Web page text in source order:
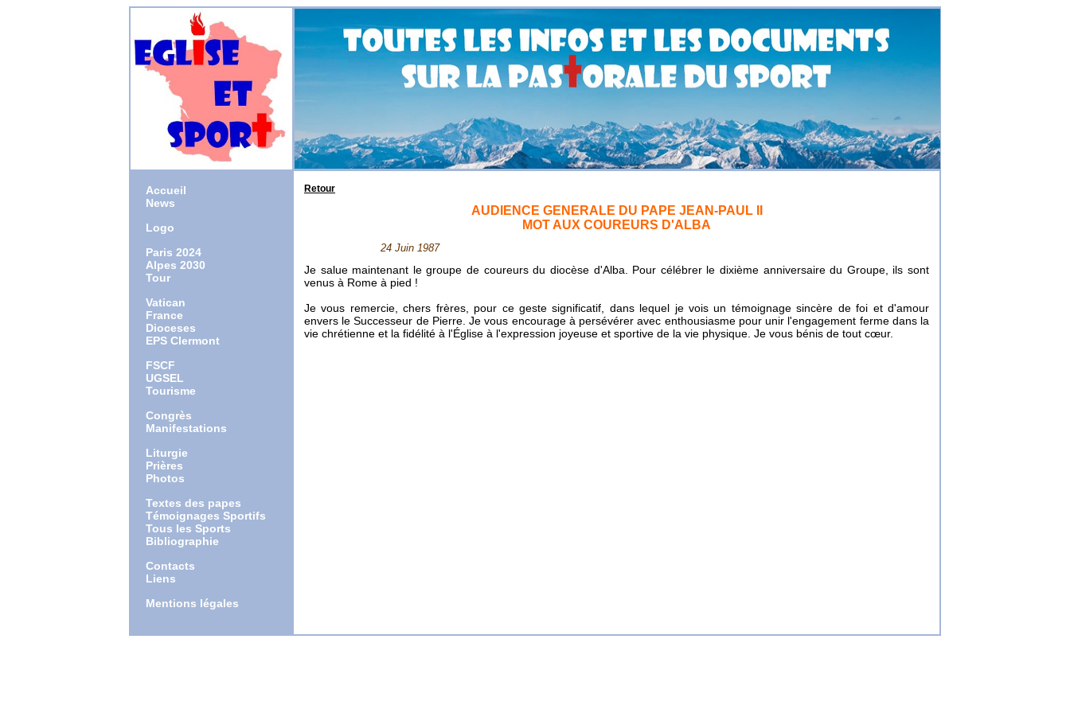
Accueil
News
Logo
Paris 2024
Alpes 2030
Tour
Vatican
France
Dioceses
EPS Clermont
FSCF
UGSEL
Tourisme
Congrès
Manifestations
Liturgie
Prières
Photos
Textes des papes
Témoignages Sportifs
Tous les Sports
Bibliographie
Contacts
Liens
Mentions légales
Retour
AUDIENCE GENERALE DU PAPE JEAN-PAUL II
MOT AUX COUREURS D'ALBA
24 Juin 1987
Je salue maintenant le groupe de coureurs du diocèse d'Alba. Pour célébrer le dixième anniversaire du Groupe, ils sont
venus à Rome à pied !
Je vous remercie, chers frères, pour ce geste significatif, dans lequel je vois un témoignage sincère de foi et d'amour
envers le Successeur de Pierre. Je vous encourage à persévérer avec enthousiasme pour unir l'engagement ferme dans la
vie chrétienne et la fidélité à l'Église à l'expression joyeuse et sportive de la vie physique. Je vous bénis de tout cœur.